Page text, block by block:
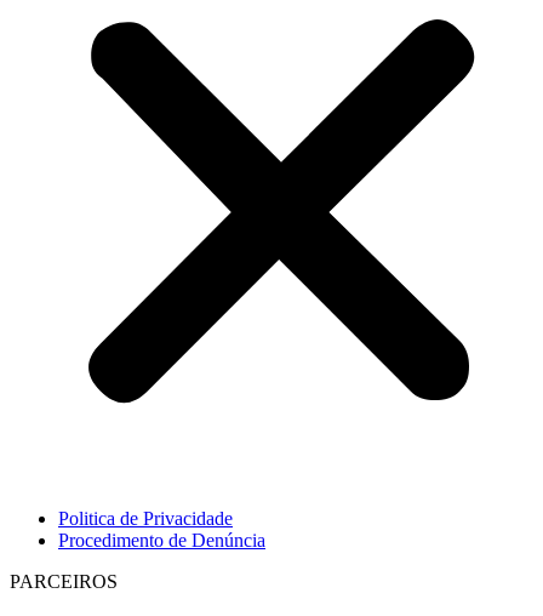
Politica de Privacidade
Procedimento de Denúncia
PARCEIROS